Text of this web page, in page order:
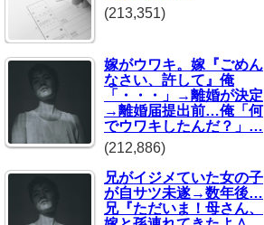
(213,351)
嫁がウワキ。嫁『ごめん
なさい、許して』俺
「・・・」→離婚が決定
→離婚届提出前…俺「何
でウワキしたんだ？」…
(212,886)
兄がイジメていた女の子
が自サツ未遂→数年後…
兄『ただいま！母さん、